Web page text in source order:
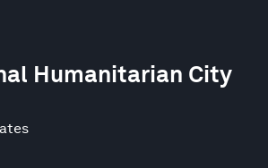
Humanitarian City